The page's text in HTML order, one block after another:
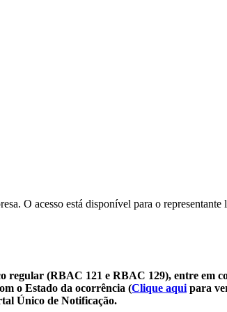
O acesso está disponível para o
(RBAC 121 e RBAC 129), entre em
o Estado da ocorrência (Clique aqui para
Único de Notificação.